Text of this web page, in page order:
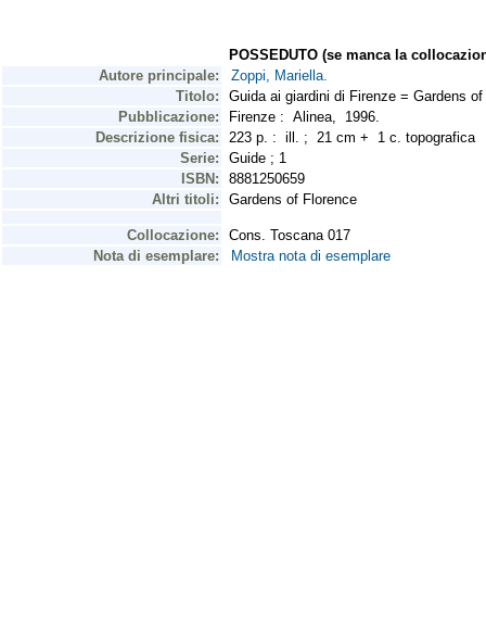
POSSEDUTO (se manca la
Autore principale:
Zoppi, Mariella.
Titolo:
Guida ai giardini di Firenze = Gardens
Pubblicazione:
Firenze : Alinea, 1996.
Descrizione fisica:
223 p. : ill. ; 21 cm + 1 c. topografica
Serie:
Guide ; 1
ISBN:
8881250659
Altri titoli:
Gardens of Florence
Collocazione:
Cons. Toscana 017
Nota di esemplare:
Mostra nota di esemplare